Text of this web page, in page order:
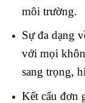
môi trường.
Sự đa dạng
với mọi
sang trọng,
Kết cấu đơn